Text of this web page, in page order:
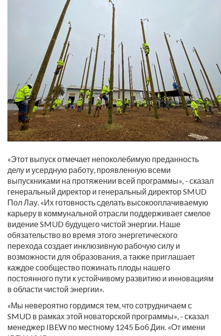
«Этот выпуск отмечает непоколебимую преданность
делу и усердную работу, проявленную всеми
выпускниками на протяжении всей программы», - сказал
генеральный директор и генеральный директор SMUD
Пол Лау. «Их готовность сделать высокооплачиваемую
карьеру в коммунальной отрасли поддерживает смелое
видение SMUD будущего чистой энергии. Наше
обязательство во время этого энергетического
перехода создает инклюзивную рабочую силу и
возможности для образования, а также приглашает
каждое сообщество пожинать плоды нашего
постоянного пути к устойчивому развитию и инновациям
в области чистой энергии».
«Мы невероятно гордимся тем, что сотрудничаем с
SMUD в рамках этой новаторской программы», - сказал
менеджер IBEW по местному 1245 Боб Дин. «От имени